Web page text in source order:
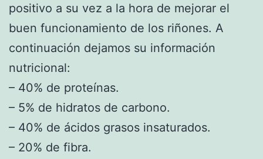
positivo a su vez a la hora de mejorar el
buen funcionamiento de los riñones. A
continuación dejamos su información
nutricional:
– 40% de proteínas.
– 5% de hidratos de carbono.
– 40% de ácidos grasos insaturados.
– 20% de fibra.